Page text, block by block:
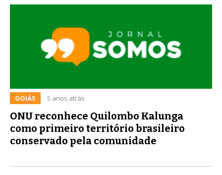
GOIÁS 5 anos atrás
ONU reconhece Quilombo Kalunga
como primeiro território brasileiro
conservado pela comunidade